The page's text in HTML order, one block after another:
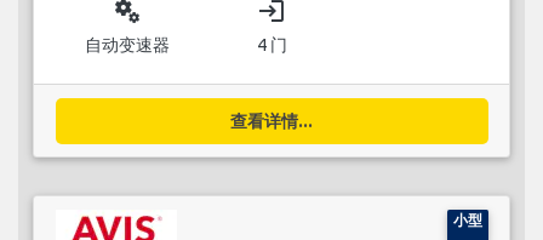
miscellaneous_services
自动变速器
login
4 门
查看详情...
小型